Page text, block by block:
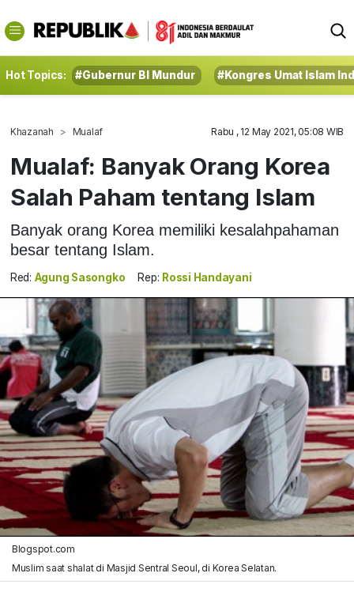
Hot Topics: #Gubernur BI Mundur #Kongres Umat Islam
Khazanah Mualaf Rabu , 12 May 2021, 05:08 WIB
Mualaf: Banyak Orang Korea
Salah Paham tentang Islam
Banyak orang Korea memiliki kesalahpahaman
besar tentang Islam.
Red: Agung Sasongko Rep: Rossi Handayani
Blogspot.com
Muslim saat shalat di Masjid Sentral Seoul, di Korea Selatan.